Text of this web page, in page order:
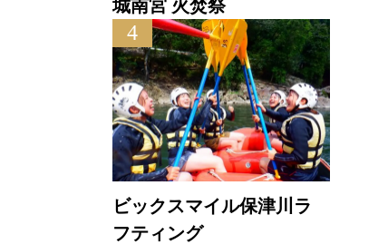
城南宮 火焚祭
4
ビックスマイル保津川ラ
フティング